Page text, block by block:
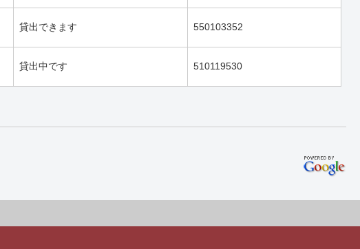
貸出できます 550103352
貸出中です 510119530